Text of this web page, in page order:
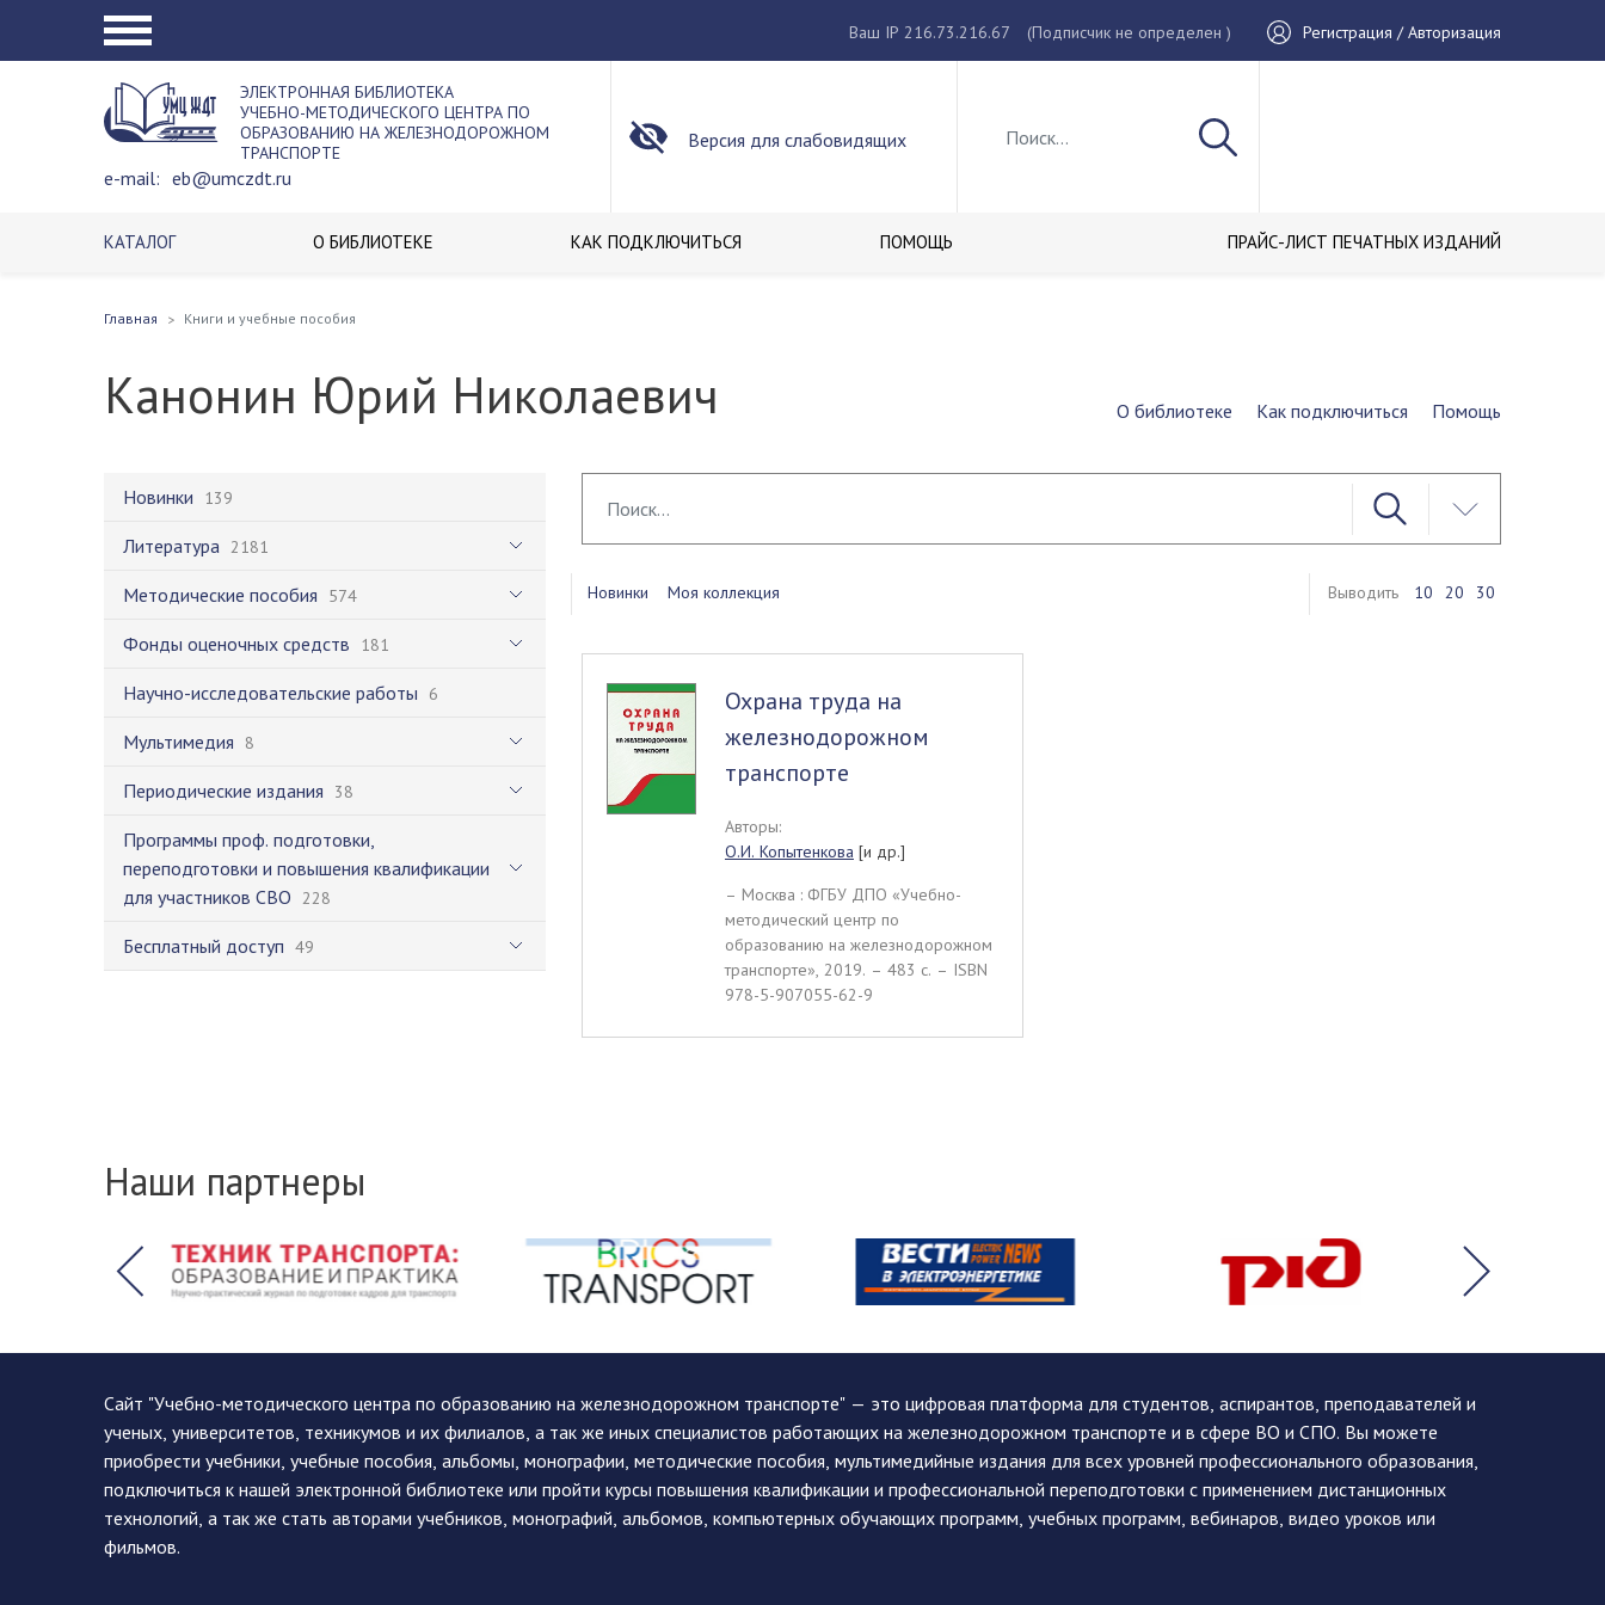
Ваш IP 216.73.216.67 (Подписчик не определен ) Регистрация / Авторизация
ЭЛЕКТРОННАЯ БИБЛИОТЕКА
УЧЕБНО-МЕТОДИЧЕСКОГО ЦЕНТРА ПО
ОБРАЗОВАНИЮ НА ЖЕЛЕЗНОДОРОЖНОМ
ТРАНСПОРТЕ
e-mail: eb@umczdt.ru
Версия для слабовидящих
КАТАЛОГ О БИБЛИОТЕКЕ КАК ПОДКЛЮЧИТЬСЯ ПОМОЩЬ ПРАЙС-ЛИСТ ПЕЧАТНЫХ ИЗДАНИЙ
Главная Книги и учебные пособия
Канонин Юрий Николаевич О библиотеке Как подключиться Помощь
Новинки 139
Литература 2181
Методические пособия 574
Фонды оценочных средств 181
Научно-исследовательские работы 6
Мультимедия 8
Периодические издания 38
Программы проф. подготовки,
переподготовки и повышения квалификации
для участников СВО 228
Бесплатный доступ 49
Новинки Моя коллекция Выводить 10 20 30
Охрана труда на
железнодорожном
транспорте
Авторы:
О.И. Копытенкова [и др.]
– Москва : ФГБУ ДПО «Учебно-
методический центр по
образованию на железнодорожном
транспорте», 2019. – 483 c. – ISBN
978-5-907055-62-9
Наши партнеры
Сайт "Учебно-методического центра по образованию на железнодорожном транспорте" — это цифровая платформа для студентов, аспирантов, преподавателей и
ученых, университетов, техникумов и их филиалов, а так же иных специалистов работающих на железнодорожном транспорте и в сфере ВО и СПО. Вы можете
приобрести учебники, учебные пособия, альбомы, монографии, методические пособия, мультимедийные издания для всех уровней профессионального образования,
подключиться к нашей электронной библиотеке или пройти курсы повышения квалификации и профессиональной переподготовки с применением дистанционных
технологий, а так же стать авторами учебников, монографий, альбомов, компьютерных обучающих программ, учебных программ, вебинаров, видео уроков или
фильмов.